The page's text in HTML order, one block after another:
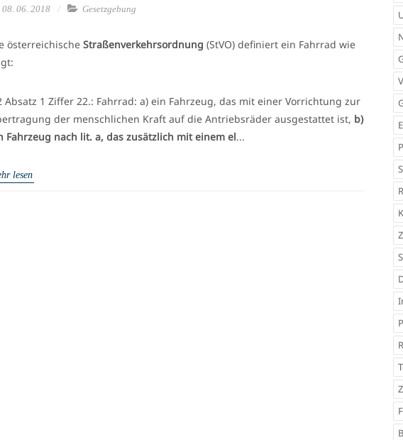
08. 06. 2018 Gesetzgebung
österreichische Straßenverkehrsordnung (StVO) definiert ein Fahrrad wie
Absatz 1 Ziffer 22.: Fahrrad: a) ein Fahrzeug, das mit einer Vorrichtung zur
der menschlichen Kraft auf die Antriebsräder ausgestattet ist, b)
Fahrzeug nach lit. a, das zusätzlich mit einem el...
lesen